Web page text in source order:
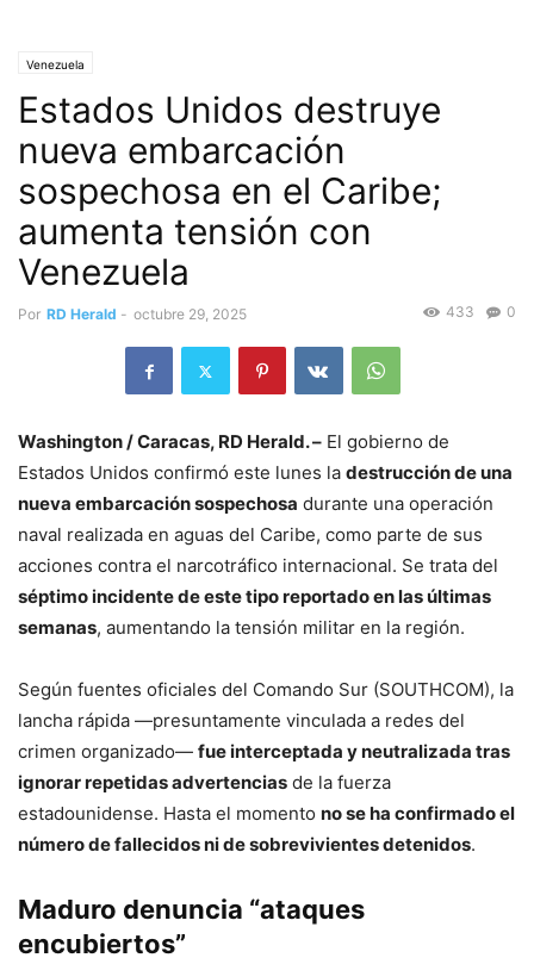
Venezuela
Estados Unidos destruye
nueva embarcación
sospechosa en el Caribe;
aumenta tensión con
Venezuela
Por RD Herald - octubre 29, 2025 0
433
Washington / Caracas, RD Herald. – El gobierno de
Estados Unidos confirmó este lunes la destrucción de una
nueva embarcación sospechosa durante una operación
naval realizada en aguas del Caribe, como parte de sus
acciones contra el narcotráfico internacional. Se trata del
séptimo incidente de este tipo reportado en las últimas
semanas, aumentando la tensión militar en la región.
Según fuentes oficiales del Comando Sur (SOUTHCOM), la
lancha rápida —presuntamente vinculada a redes del
crimen organizado— fue interceptada y neutralizada tras
ignorar repetidas advertencias de la fuerza
estadounidense. Hasta el momento no se ha confirmado el
número de fallecidos ni de sobrevivientes detenidos.
Maduro denuncia “ataques
encubiertos”